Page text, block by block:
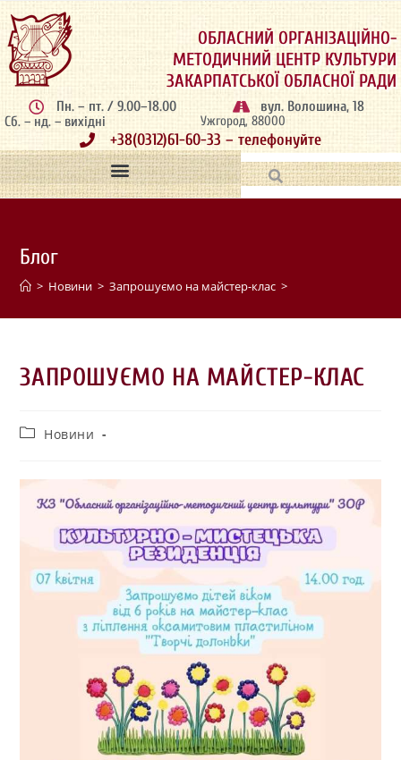
ОБЛАСНИЙ ОРГАНІЗАЦІЙНО-
МЕТОДИЧНИЙ ЦЕНТР КУЛЬТУРИ
ЗАКАРПАТСЬКОЇ ОБЛАСНОЇ РАДИ
Пн. – пт. / 9.00–18.00
Сб. – нд. – вихідні
вул. Волошина, 18
Ужгород, 88000
+38(0312)61-60-33 – телефонуйте
Блог
> Новини > Запрошуємо на майстер-клас >
ЗАПРОШУЄМО НА МАЙСТЕР-КЛАС
Новини